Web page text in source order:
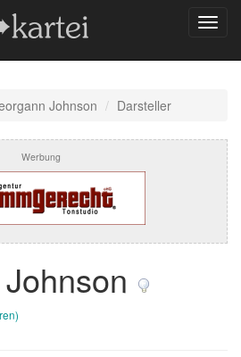
Johnson Darsteller
Werbung